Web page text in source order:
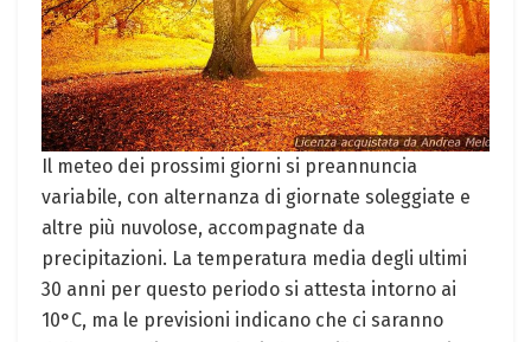
Il meteo dei prossimi giorni si preannuncia
variabile, con alternanza di giornate soleggiate e
altre più nuvolose, accompagnate da
precipitazioni. La temperatura media degli ultimi
30 anni per questo periodo si attesta intorno ai
10°C, ma le previsioni indicano che ci saranno